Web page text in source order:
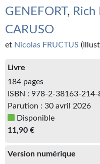
Kvasar
Pulps
Wotan
Étoiles vives
Yellow Submarine
NUMÉRIQUE
Romans et recueils
Une Heure-Lumière
GENEFORT, Rich
CARUSO
et Nicolas FRUCTUS
Livre
184 pages
ISBN : 978-2-38163-214-
Parution : 30 avril 2026
Disponible
11,90 €
Version numérique